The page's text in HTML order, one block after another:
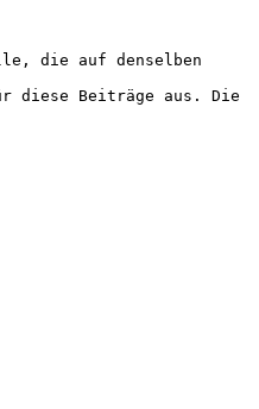
die auf denselben
diese Beiträge aus. Die